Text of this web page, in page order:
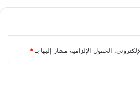
الحقول الإلزامية مشار إليها بـ *